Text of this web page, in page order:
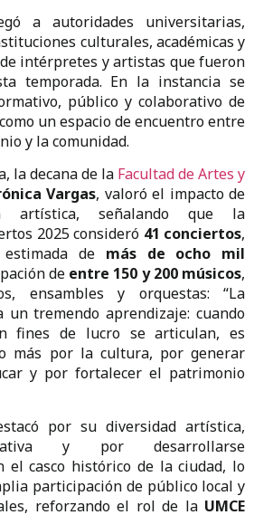
a autoridades universitarias,
culturales, académicas y
de intérpretes y artistas que fueron
temporada. En la instancia se
público y colaborativo de
un espacio de encuentro entre
y la comunidad.
la decana de la Facultad de Artes y
Vargas, valoró el impacto de
artística, señalando que la
2025 consideró 41 conciertos,
de más de ocho mil
de entre 150 y 200 músicos,
ensambles y orquestas: “La
un tremendo aprendizaje: cuando
fines de lucro se articulan, es
más por la cultura, por generar
y por fortalecer el patrimonio
por su diversidad artística,
y por desarrollarse
el casco histórico de la ciudad, lo
participación de público local y
reforzando el rol de la UMCE